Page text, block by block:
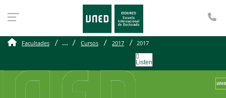
Facultades ... Cursos 2017 2017
Listen